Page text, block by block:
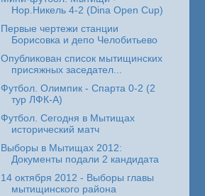
Нор.Никель 4-2 (Dina Open Cup)
Первые чертежи станции
Борисовка и депо Челобитьево
Опубликован список мытищинских
присяжных заседател...
Футбол. Олимпик - Спарта 0-2 (2
тур ЛФК-А)
Футбол. Сегодня в Мытищах
исторический матч
Выборы в Мытищах 2012:
Документы подали 2 кандидата
14 октября 2012 - Выборы главы
мытищинского района